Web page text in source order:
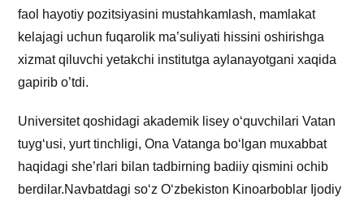
faol hayotiy pozitsiyasini mustahkamlash, mamlakat
kelajagi uchun fuqarolik ma’suliyati hissini oshirishga
xizmat qiluvchi yetakchi institutga aylanayotgani xaqida
gapirib o’tdi.
Universitet qoshidagi akademik lisey o‘quvchilari Vatan
tuyg‘usi, yurt tinchligi, Ona Vatanga bo‘lgan muxabbat
haqidagi she’rlari bilan tadbirning badiiy qismini ochib
berdilar.Navbatdagi so‘z O‘zbekiston Kinoarboblar Ijodiy